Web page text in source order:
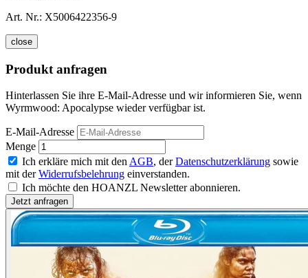
Art. Nr.: X5006422356-9
close
Produkt anfragen
Hinterlassen Sie ihre E-Mail-Adresse und wir informieren Sie, wenn
Wyrmwood: Apocalypse wieder verfügbar ist.
E-Mail-Adresse
Menge
Ich erkläre mich mit den AGB, derDatenschutzerklärung sowie
mit derWiderrufsbelehrung einverstanden.
Ich möchte den HOANZL Newsletter abonnieren.